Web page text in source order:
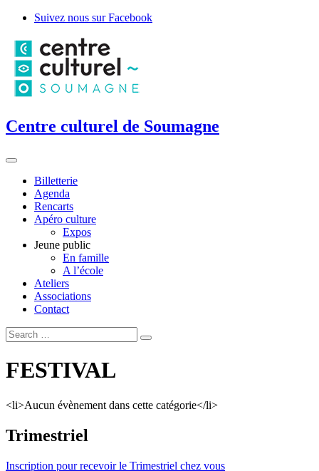
Suivez nous sur Facebook
Centre culturel de Soumagne
Billetterie
Agenda
Rencarts
Apéro culture
Expos
Jeune public
En famille
A l’école
Ateliers
Associations
Contact
FESTIVAL
<li>Aucun évènement dans cette catégorie</li>
Trimestriel
Inscription pour recevoir le Trimestriel chez vous